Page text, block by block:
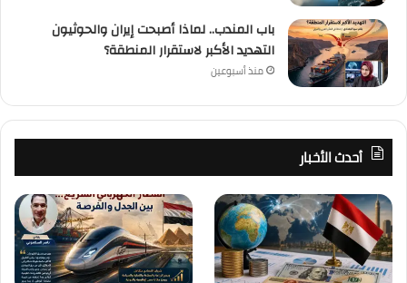
باب المندب.. لماذا أصبحت إيران والحوثيون
التهديد الأكبر لاستقرار المنطقة؟
منذ أسبوعين
أحدث الأخبار